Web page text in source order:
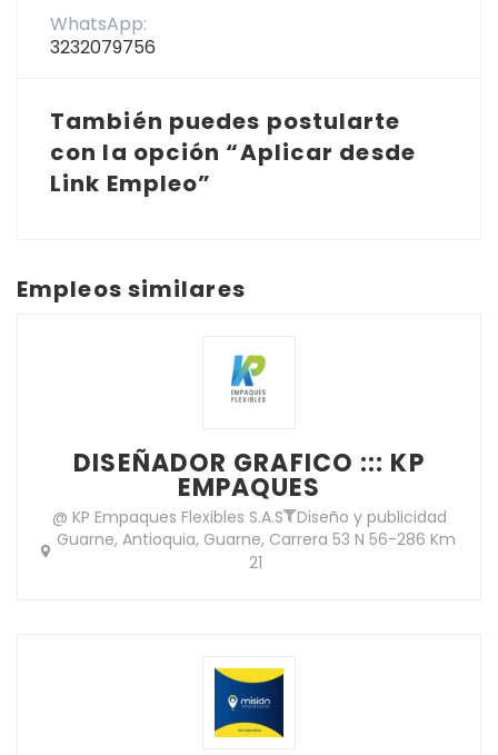
WhatsApp:
3232079756
También puedes postularte
con la opción “Aplicar desde
Link Empleo”
Empleos similares
DISEÑADOR GRAFICO ::: KP
EMPAQUES
@ KP Empaques Flexibles S.A.S
Diseño y publicidad
Guarne, Antioquia, Guarne, Carrera 53 N 56-286 Km
21